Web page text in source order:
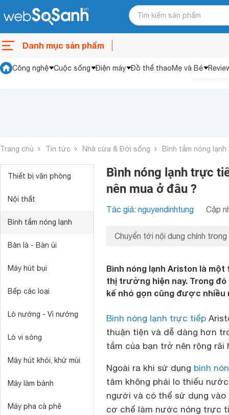
Danh mục sản phẩm
Công nghệ Cuộc sống Điện máy Đồ thể thaoMẹ và Bé
Trang chủ Tin tức Nhà cửa & Đời sống Bình tắm nóng lạnh
Thiết bị văn phòng
Nội thất
Bình tắm nóng lạnh
Bàn là - Bàn ủi
Máy hút bụi
Bếp các loại
Lò nướng - Vỉ nướng
Lò vi sóng
Máy hút khói, khử mùi
Máy làm bánh
Máy pha cà phê
Bình nóng lạnh trực
nên mua ở đâu ?
Tác giả: nguyendinhtung Cập
Chuyển tới nội dung chính trong
Bình nóng lạnh Ariston là
thị trường hiện nay. Trong
kế nhỏ gọn cũng được
Bình nóng lạnh trực tiếp
thuận tiện và dễ dàng hơn
tắm của bạn trở nên rộng rãi
Ngoài ra khi sử dụng bình
tâm không phải lo thiếu
người và có thể sử dụng vào
cơ chế làm nước nóng trực